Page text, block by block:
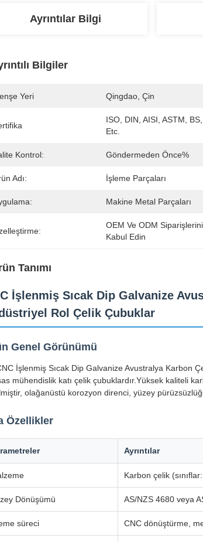
Ayrıntılar Bilgi
Bilgiler
Yeri Qingdao, Çin
ISO, DIN, AISI, ASTM, BS,
Etc.
Kontrol: Göndermeden Önce%
Adı: İşleme Parçaları
Makine Metal Parçaları
OEM Ve ODM Siparişlerini
Kabul Edin
Tanımı
İşlenmiş Sıcak Dip Galvanize
Rol Çelik Çubuklar
Genel Görünümü
İşlenmiş Sıcak Dip Galvanize Avustralya Karbon
mühendislik katı çelik çubuklardır.Yüksek kaliteli
olağanüstü korozyon direnci, yüzey
Özellikler
Ayrıntılar
Karbon çelik
Dönüşümü AS/NZS 4680 veya
süreci CNC dönüştürme,